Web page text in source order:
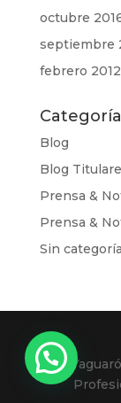
octubre
septiembre
febrero 2012
Blog
Blog
Prensa &
Prensa &
Sin categoría